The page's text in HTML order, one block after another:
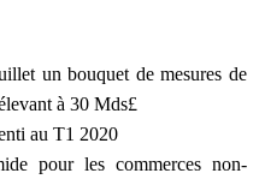
un bouquet de mesures de
à 30 Mds£
au T1 2020
pour les commerces non-